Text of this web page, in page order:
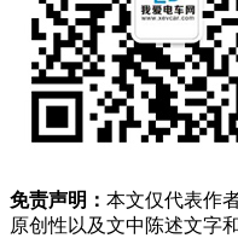
免责声明： 本文仅代表作
原创性以及文中陈述文字